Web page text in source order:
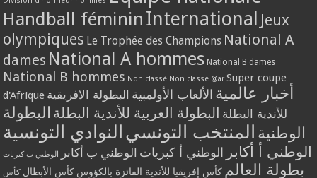
Handball féminin International Jeux
olympiques Le Trophée des Champions National A
dames National A hommes National B dames
National B hommes Non classé Non classé @ar Super coupe
d'Afrique
أخبار عالمية الألعاب الأولمبية البطولة الافريقية
للأندية البطلة البطولة العربية للأندية البطلة البطولة
الوطنية المنتخب التونسي النوادي التونسية
الوطني أ أكابر الوطني أ كبريات الوطني ب أكابر الوطني ب كبريات
بطولة العالم كأس إفريقيا للأندية الفائزة بالكؤوس كأس الأبطال كأس